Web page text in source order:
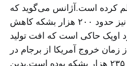
کرده است.آژانس می‌گوید که
تولید روزانه نفت ایران نیز حدود ۲۰۰ هزار بشکه کاهش
اوپک حاکی است که افت تولید
زمان خروج آمریکا از برجام در
شهریورماه، حدود ۲۳۵ هزار بشکه بوده است.بدین